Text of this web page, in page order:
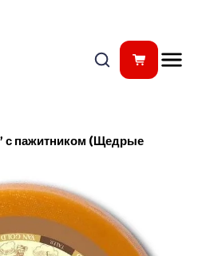
с пажитником (Щедрые